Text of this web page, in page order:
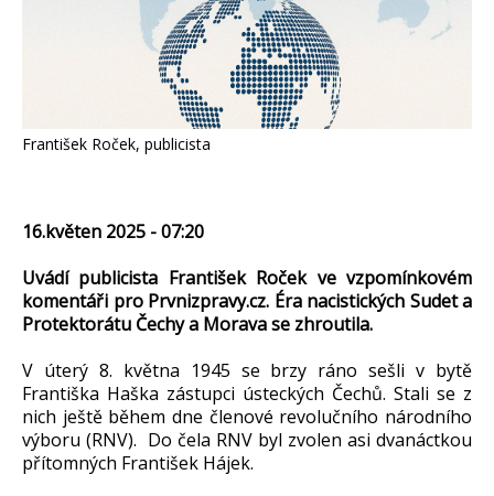
František Roček, publicista
16.květen 2025 - 07:20
Uvádí publicista František Roček ve vzpomínkovém
komentáři pro Prvnizpravy.cz. Éra nacistických Sudet a
Protektorátu Čechy a Morava se zhroutila.
V úterý 8. května 1945 se brzy ráno sešli v bytě
Františka Haška zástupci ústeckých Čechů. Stali se z
nich ještě během dne členové revolučního národního
výboru (RNV). Do čela RNV byl zvolen asi dvanáctkou
přítomných František Hájek.